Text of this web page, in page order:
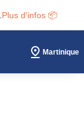
Plus d'infos 📦
Martinique